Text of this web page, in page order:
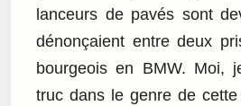
lanceurs de pavés sont
dénonçaient entre deux
bourgeois en BMW. Moi,
truc dans le genre de